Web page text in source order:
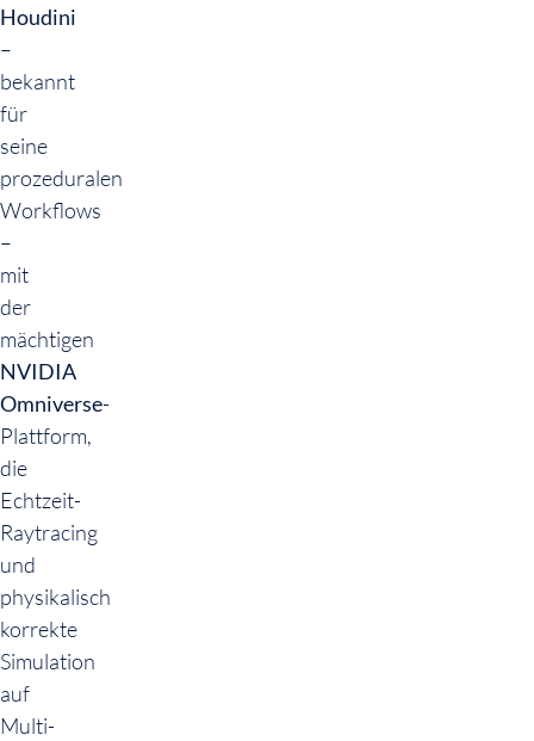
Houdini
–
bekannt
für
seine
prozeduralen
Workflows
–
mit
der
mächtigen
NVIDIA
Omniverse-
Plattform,
die
Echtzeit-
Raytracing
und
physikalisch
korrekte
Simulation
auf
Multi-